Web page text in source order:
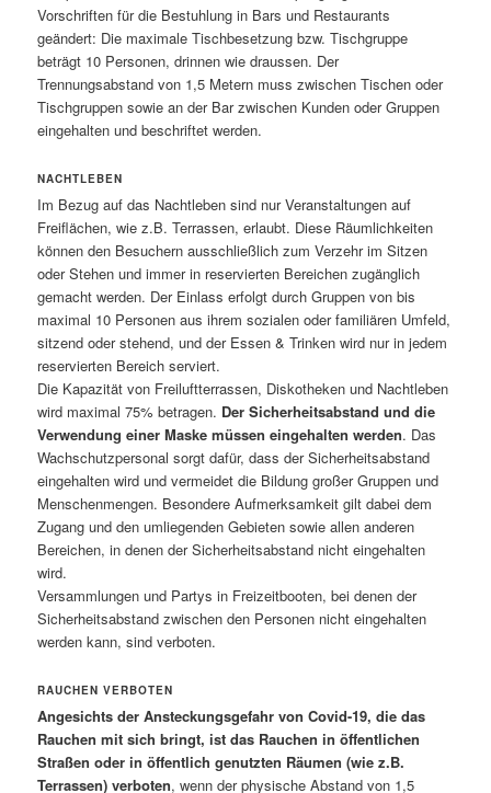
Vorschriften für die Bestuhlung in Bars und Restaurants
geändert: Die maximale Tischbesetzung bzw. Tischgruppe
beträgt 10 Personen, drinnen wie draussen. Der
Trennungsabstand von 1,5 Metern muss zwischen Tischen oder
Tischgruppen sowie an der Bar zwischen Kunden oder Gruppen
eingehalten und beschriftet werden.
NACHTLEBEN
Im Bezug auf das Nachtleben sind nur Veranstaltungen auf
Freiflächen, wie z.B. Terrassen, erlaubt. Diese Räumlichkeiten
können den Besuchern ausschließlich zum Verzehr im Sitzen
oder Stehen und immer in reservierten Bereichen zugänglich
gemacht werden. Der Einlass erfolgt durch Gruppen von bis
maximal 10 Personen aus ihrem sozialen oder familiären Umfeld,
sitzend oder stehend, und der Essen & Trinken wird nur in jedem
reservierten Bereich serviert.
Die Kapazität von Freiluftterrassen, Diskotheken und Nachtleben
wird maximal 75% betragen. Der Sicherheitsabstand und die
Verwendung einer Maske müssen eingehalten werden. Das
Wachschutzpersonal sorgt dafür, dass der Sicherheitsabstand
eingehalten wird und vermeidet die Bildung großer Gruppen und
Menschenmengen. Besondere Aufmerksamkeit gilt dabei dem
Zugang und den umliegenden Gebieten sowie allen anderen
Bereichen, in denen der Sicherheitsabstand nicht eingehalten
wird.
Versammlungen und Partys in Freizeitbooten, bei denen der
Sicherheitsabstand zwischen den Personen nicht eingehalten
werden kann, sind verboten.
RAUCHEN VERBOTEN
Angesichts der Ansteckungsgefahr von Covid-19, die das
Rauchen mit sich bringt, ist das Rauchen in öffentlichen
Straßen oder in öffentlich genutzten Räumen (wie z.B.
Terrassen) verboten, wenn der physische Abstand von 1,5